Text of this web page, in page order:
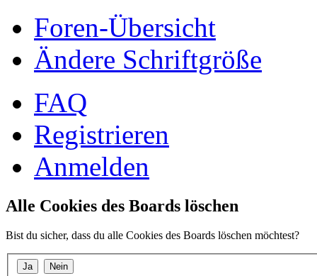
Foren-Übersicht
Ändere Schriftgröße
FAQ
Registrieren
Anmelden
Alle Cookies des Boards löschen
Bist du sicher, dass du alle Cookies des Boards löschen möchtest?